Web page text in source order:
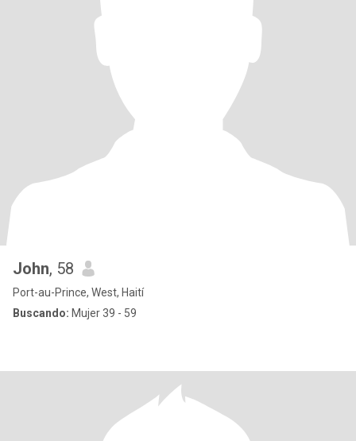
John, 58
Port-au-Prince, West, Haití
Buscando: Mujer 39 - 59